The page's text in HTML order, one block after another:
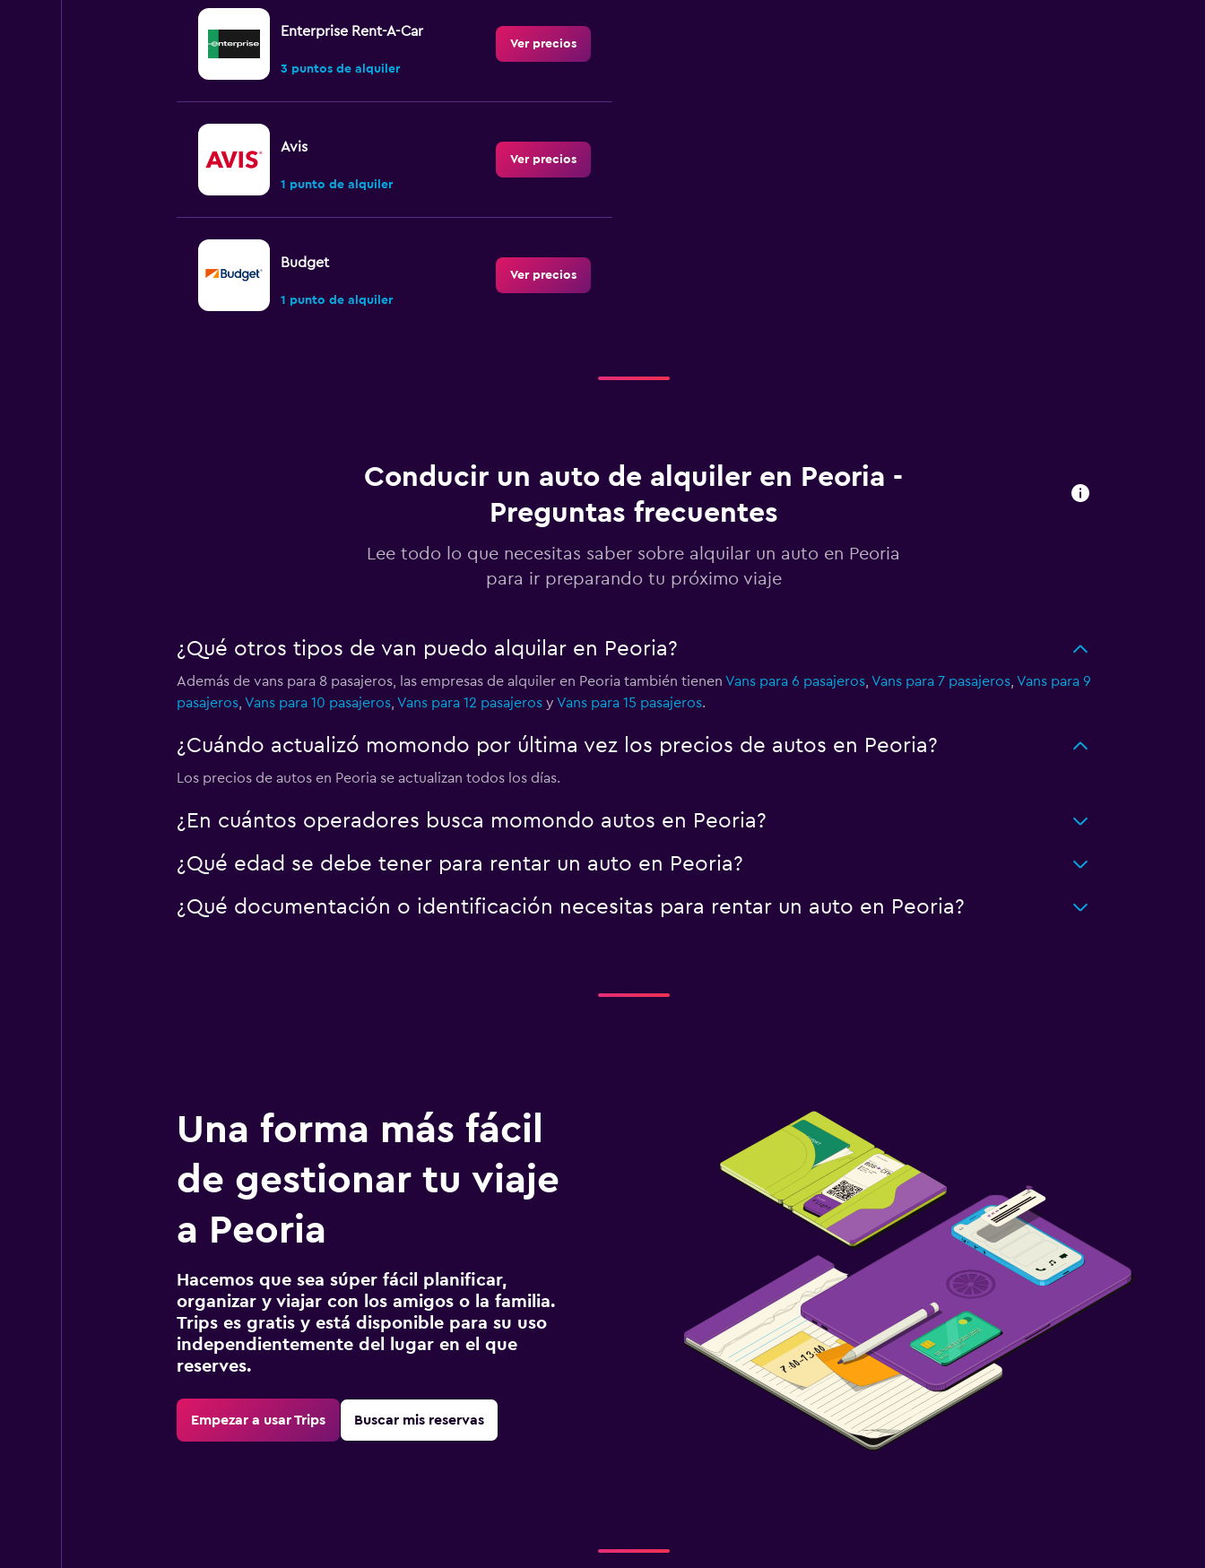
Enterprise Rent-A-Car
3 puntos de alquiler
Ver precios
Avis
1 punto de alquiler
Ver precios
Budget
1 punto de alquiler
Ver precios
Ver precios
Conducir un auto de alquiler en Peoria -
Preguntas frecuentes
Lee todo lo que necesitas saber sobre alquilar un auto en Peoria
para ir preparando tu próximo viaje
¿Qué otros tipos de van puedo alquilar en Peoria?
Además de vans para 8 pasajeros, las empresas de alquiler en Peoria también tienen Vans para 6 pasajeros, Vans para 7 pasajeros, Vans para 9
pasajeros, Vans para 10 pasajeros, Vans para 12 pasajerosy Vans para 15 pasajeros.
¿Cuándo actualizó momondo por última vez los precios de autos en Peoria?
Los precios de autos en Peoria se actualizan todos los días.
¿En cuántos operadores busca momondo autos en Peoria?
¿Qué edad se debe tener para rentar un auto en Peoria?
¿Qué documentación o identificación necesitas para rentar un auto en Peoria?
Una forma más fácil
de gestionar tu viaje
a Peoria
Hacemos que sea súper fácil planificar,
organizar y viajar con los amigos o la familia.
Trips es gratis y está disponible para su uso
independientemente del lugar en el que
reserves.
Empezar a usar Trips Buscar mis reservas